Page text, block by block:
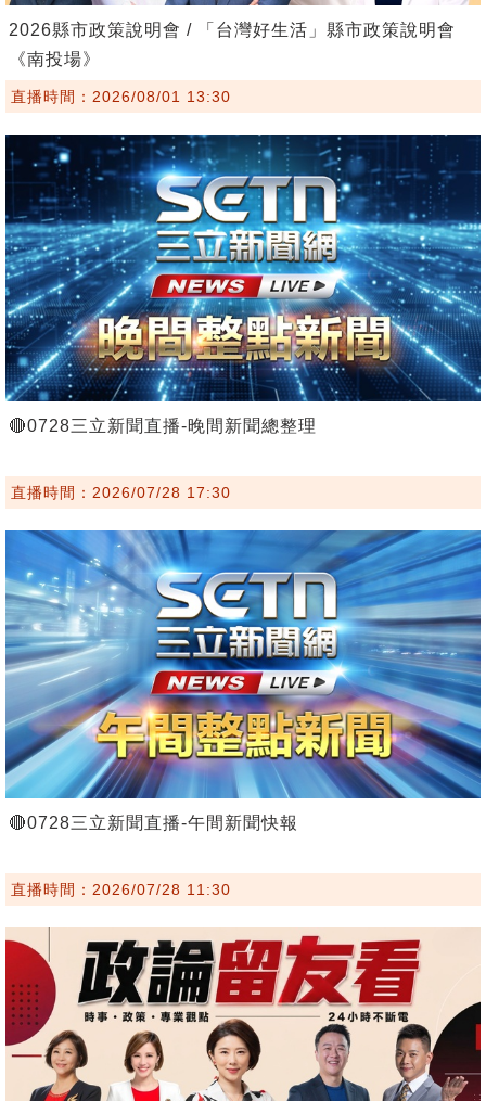
2026縣市政策說明會 / 「台灣好生活」縣市政策說明會
《南投場》
直播時間：2026/08/01 13:30
🔴0728三立新聞直播-晚間新聞總整理
直播時間：2026/07/28 17:30
🔴0728三立新聞直播-午間新聞快報
直播時間：2026/07/28 11:30